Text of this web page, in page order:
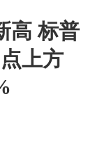
高 标普
上方